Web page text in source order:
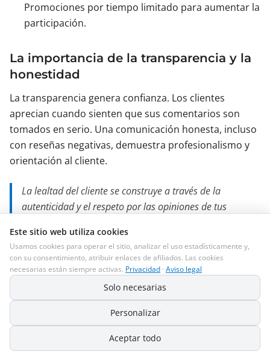
Promociones por tiempo limitado para aumentar la
participación.
La importancia de la transparencia y la
honestidad
La transparencia genera confianza. Los clientes
aprecian cuando sienten que sus comentarios son
tomados en serio. Una comunicación honesta, incluso
con reseñas negativas, demuestra profesionalismo y
orientación al cliente.
La lealtad del cliente se construye a través de la
autenticidad y el respeto por las opiniones de tus
Errores comunes al obtener
reseñas
Por qué seleccionar clientes es
contraproducente
Este sitio web utiliza cookies
Usamos cookies para operar el sitio, analizar el uso estadísticamente y,
con su consentimiento, atribuir enlaces de afiliados. Las cookies
necesarias están siempre activas. Privacidad · Aviso legal
Solo necesarias
Personalizar
Aceptar todo